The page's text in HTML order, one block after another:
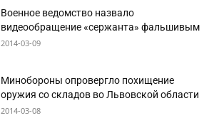
Военное ведомство назвало
видеообращение «сержанта» фальшивым
2014-03-09
Минобороны опровергло похищение
оружия со складов во Львовской области
2014-03-08